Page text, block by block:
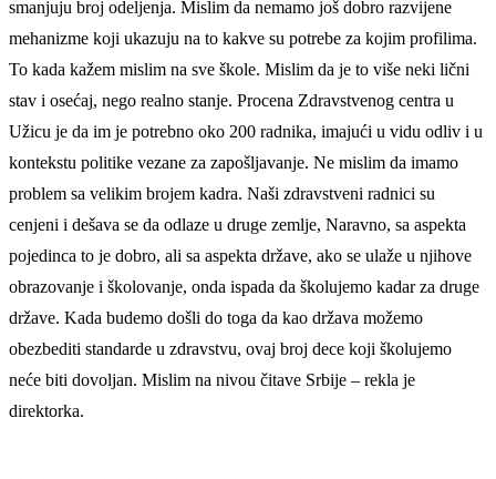
smanjuju broj odeljenja. Mislim da nemamo još dobro razvijene
mehanizme koji ukazuju na to kakve su potrebe za kojim profilima.
To kada kažem mislim na sve škole. Mislim da je to više neki lični
stav i osećaj, nego realno stanje. Procena Zdravstvenog centra u
Užicu je da im je potrebno oko 200 radnika, imajući u vidu odliv i u
kontekstu politike vezane za zapošljavanje. Ne mislim da imamo
problem sa velikim brojem kadra. Naši zdravstveni radnici su
cenjeni i dešava se da odlaze u druge zemlje, Naravno, sa aspekta
pojedinca to je dobro, ali sa aspekta države, ako se ulaže u njihove
obrazovanje i školovanje, onda ispada da školujemo kadar za druge
države. Kada budemo došli do toga da kao država možemo
obezbediti standarde u zdravstvu, ovaj broj dece koji školujemo
neće biti dovoljan. Mislim na nivou čitave Srbije – rekla je
direktorka.